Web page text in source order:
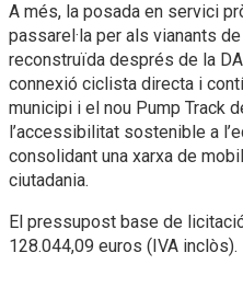
A més, la posada en servici
passarel·la per als vianants
reconstruïda després de la
connexió ciclista directa i
municipi i el nou Pump Track
l’accessibilitat sostenible a
consolidant una xarxa de
ciutadania.
El pressupost base de
128.044,09 euros (IVA inclòs).